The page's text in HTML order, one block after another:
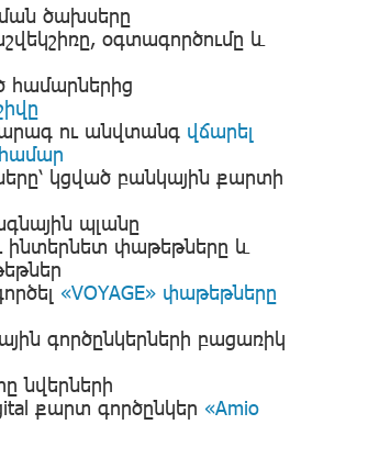
ծախսերը
օգտագործումը և
համարներից
ու անվտանգ վճարել
կցված բանկային քարտի
պլանը
ինտերնետ փաթեթները և
«VOYAGE» փաթեթները
գործընկերների բացառիկ
նվերների
քարտ գործընկեր «Amio